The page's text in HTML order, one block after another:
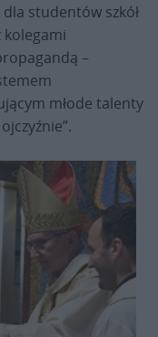
studentów szkół
kolegami
–
młode talenty